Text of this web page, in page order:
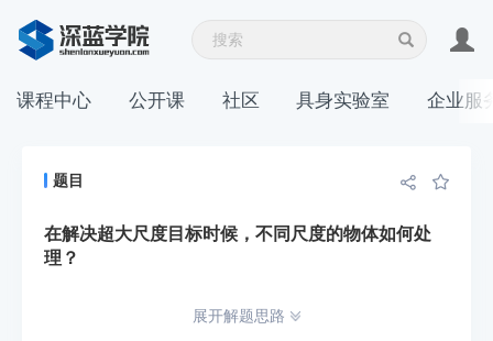
课程中心 公开课 社区 具身实验室 企业服
题目
在解决超大尺度目标时候，不同尺度的物体如何处
理？
展开解题思路